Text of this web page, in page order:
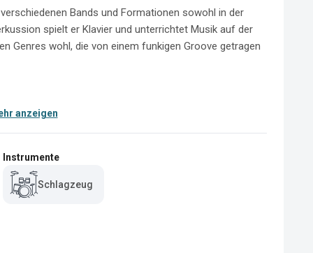
Bands und Formationen sowohl in der
spielt er Klavier und unterrichtet Musik auf der
Genres wohl, die von einem funkigen Groove getragen
anzeigen
Instrumente
Schlagzeug